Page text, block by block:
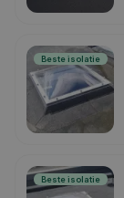
Beste isolatie
Beste isolatie